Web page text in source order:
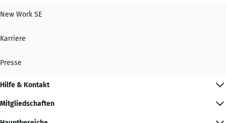
New Work SE
Karriere
Presse
Hilfe & Kontakt
Mitgliedschaften